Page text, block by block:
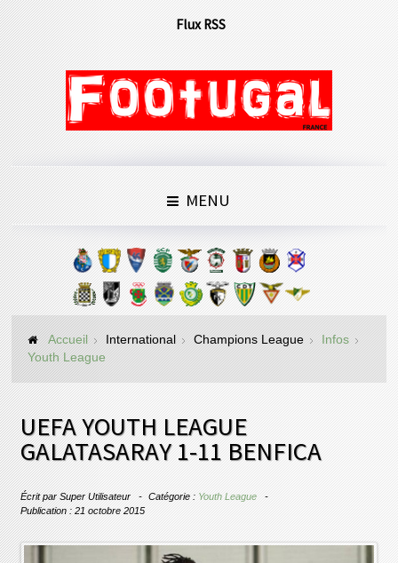
Flux RSS
MENU
Accueil International Champions League
Infos
Youth League
UEFA YOUTH LEAGUE
GALATASARAY 1-11 BENFICA
Écrit parSuper Utilisateur Catégorie : Youth League
Publication : 21 octobre 2015